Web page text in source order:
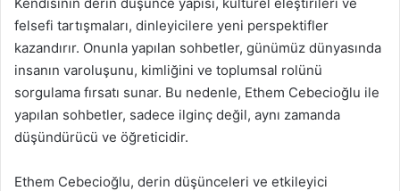
felsefi tartışmaları, dinleyicilere yeni perspektifler
kazandırır. Onunla yapılan sohbetler, günümüz dünyasında
insanın varoluşunu, kimliğini ve toplumsal rolünü
sorgulama fırsatı sunar. Bu nedenle, Ethem Cebecioğlu ile
yapılan sohbetler, sadece ilginç değil, aynı zamanda
düşündürücü ve öğreticidir.
Ethem Cebecioğlu, derin düşünceleri ve etkileyici